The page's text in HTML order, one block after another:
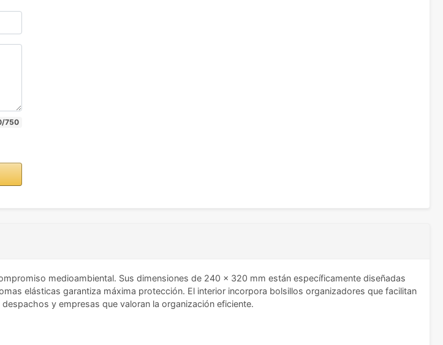
750
medioambiental. Sus dimensiones de 240 x 320 mm están específicamente diseñadas
elásticas garantiza máxima protección. El interior incorpora bolsillos organizadores que facilitan
y empresas que valoran la organización eficiente.